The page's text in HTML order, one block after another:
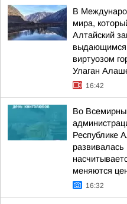
В
мира,
Алтайский
выдающимся
виртуозом
Улаган
16:42
Во
Республике
развивалась
меняются
16:32